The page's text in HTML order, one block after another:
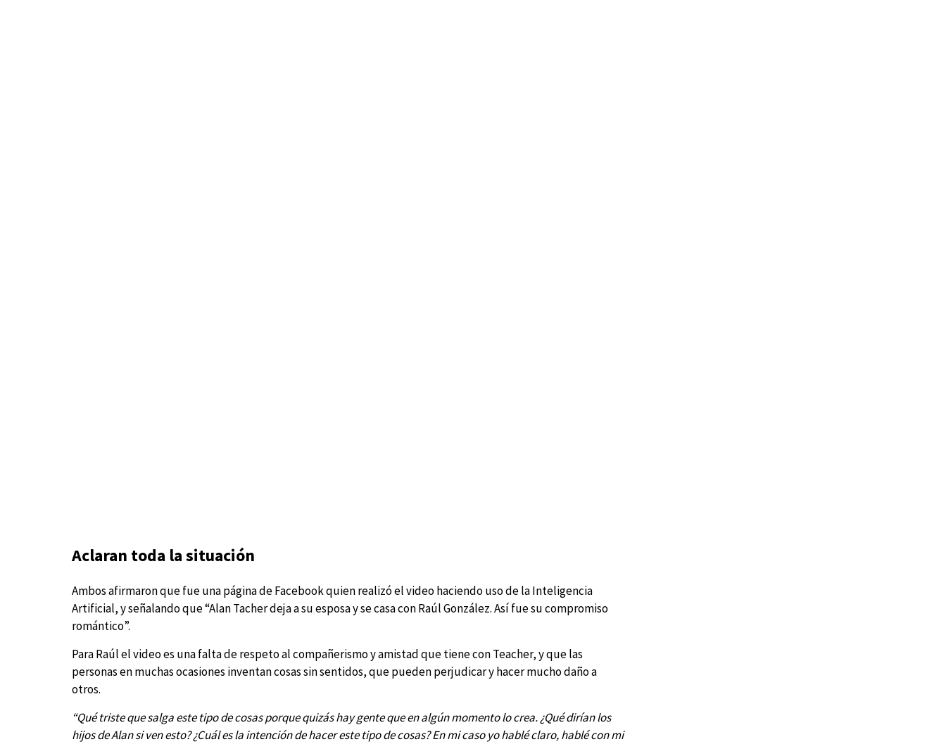
Aclaran toda la situación
Ambos afirmaron que fue una página de Facebook quien realizó el video haciendo uso de la Inteligencia
Artificial, y señalando que “Alan Tacher deja a su esposa y se casa con Raúl González. Así fue su compromiso
romántico”.
Para Raúl el video es una falta de respeto al compañerismo y amistad que tiene con Teacher, y que las
personas en muchas ocasiones inventan cosas sin sentidos, que pueden perjudicar y hacer mucho daño a
otros.
“Qué triste que salga este tipo de cosas porque quizás hay gente que en algún momento lo crea. ¿Qué dirían los
hijos de Alan si ven esto? ¿Cuál es la intención de hacer este tipo de cosas? En mi caso yo hablé claro, hablé con mi